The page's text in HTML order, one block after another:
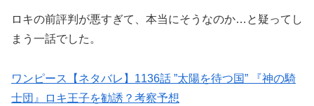
ロキの前評判が悪すぎて、本当にそうなのか…と疑ってし
まう一話でした。
ワンピース【ネタバレ】1136話 ”太陽を待つ国” 『神の騎
士団』ロキ王子を勧誘？考察予想